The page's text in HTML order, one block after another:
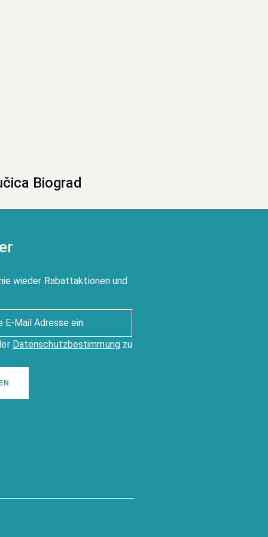
Biograd
wieder Rabattaktionen und
Datenschutzbestimmungzu